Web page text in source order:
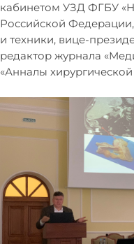
кабинетом УЗД ФГБУ
Российской
и техники, вице-
редактор журнала
«Анналы